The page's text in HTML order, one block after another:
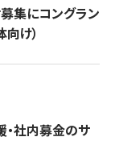
集にコングラン
け）
・社内募金のサ